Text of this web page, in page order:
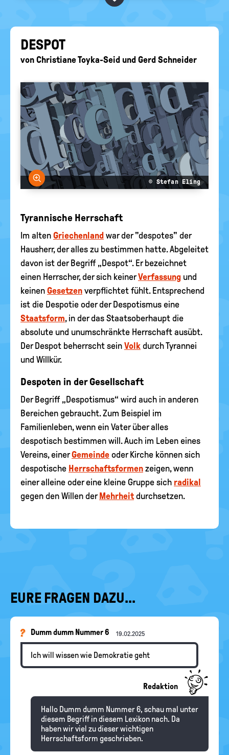
politische
EURE AKTUELLEN FRAGEN...
DES­POT
von Christiane Toyka-Seid und Gerd Schneider
Bild vergrößern
© Stefan Eling
Tyrannische Herrschaft
Im alten Griechenland war der "despotes" der
Hausherr, der alles zu bestimmen hatte. Abgeleitet
davon ist der Begriff „Despot“. Er bezeichnet
einen Herrscher, der sich keinerVerfassung und
keinen Gesetzen verpflichtet fühlt. Entsprechend
ist die Despotie oder der Despotismus eine
Staatsform, in der das Staatsoberhaupt die
absolute und unumschränkte Herrschaft ausübt.
Der Despot beherrscht sein Volk durch Tyrannei
und Willkür.
Despoten in der Gesellschaft
Der Begriff „Despotismus“ wird auch in anderen
Bereichen gebraucht. Zum Beispiel im
Familienleben, wenn ein Vater über alles
despotisch bestimmen will. Auch im Leben eines
Vereins, einerGemeinde oder Kirche können sich
despotische Herrschaftsformen zeigen, wenn
einer alleine oder eine kleine Gruppe sich radikal
gegen den Willen der Mehrheitdurchsetzen.
EURE FRAGEN DAZU...
Dumm dumm Nummer 6 19.02.2025
Ich will wissen wie Demokratie geht
Redaktion
Hallo Dumm dumm Nummer 6, schau mal unter
diesem Begriff in diesem Lexikon nach. Da
haben wir viel zu dieser wichtigen
Herrschaftsform geschrieben.